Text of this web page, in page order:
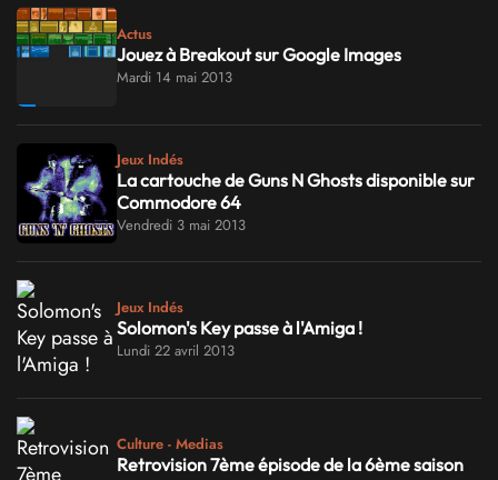
Actus
Jouez à Breakout sur Google Images
Mardi 14 mai 2013
Jeux Indés
La cartouche de Guns N Ghosts disponible sur
Commodore 64
Vendredi 3 mai 2013
Jeux Indés
Solomon's Key passe à l'Amiga !
Lundi 22 avril 2013
Culture - Medias
Retrovision 7ème épisode de la 6ème saison